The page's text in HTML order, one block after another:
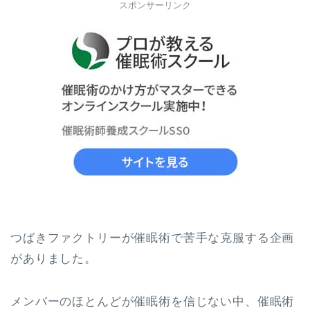
スポンサーリンク
つばきファクトリーが催眠術で苦手な克服する企画
がありました。
メンバーのほとんどが催眠術を信じない中、催眠術